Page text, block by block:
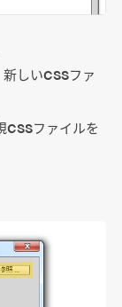
しいCSSファ
CSSファイルを